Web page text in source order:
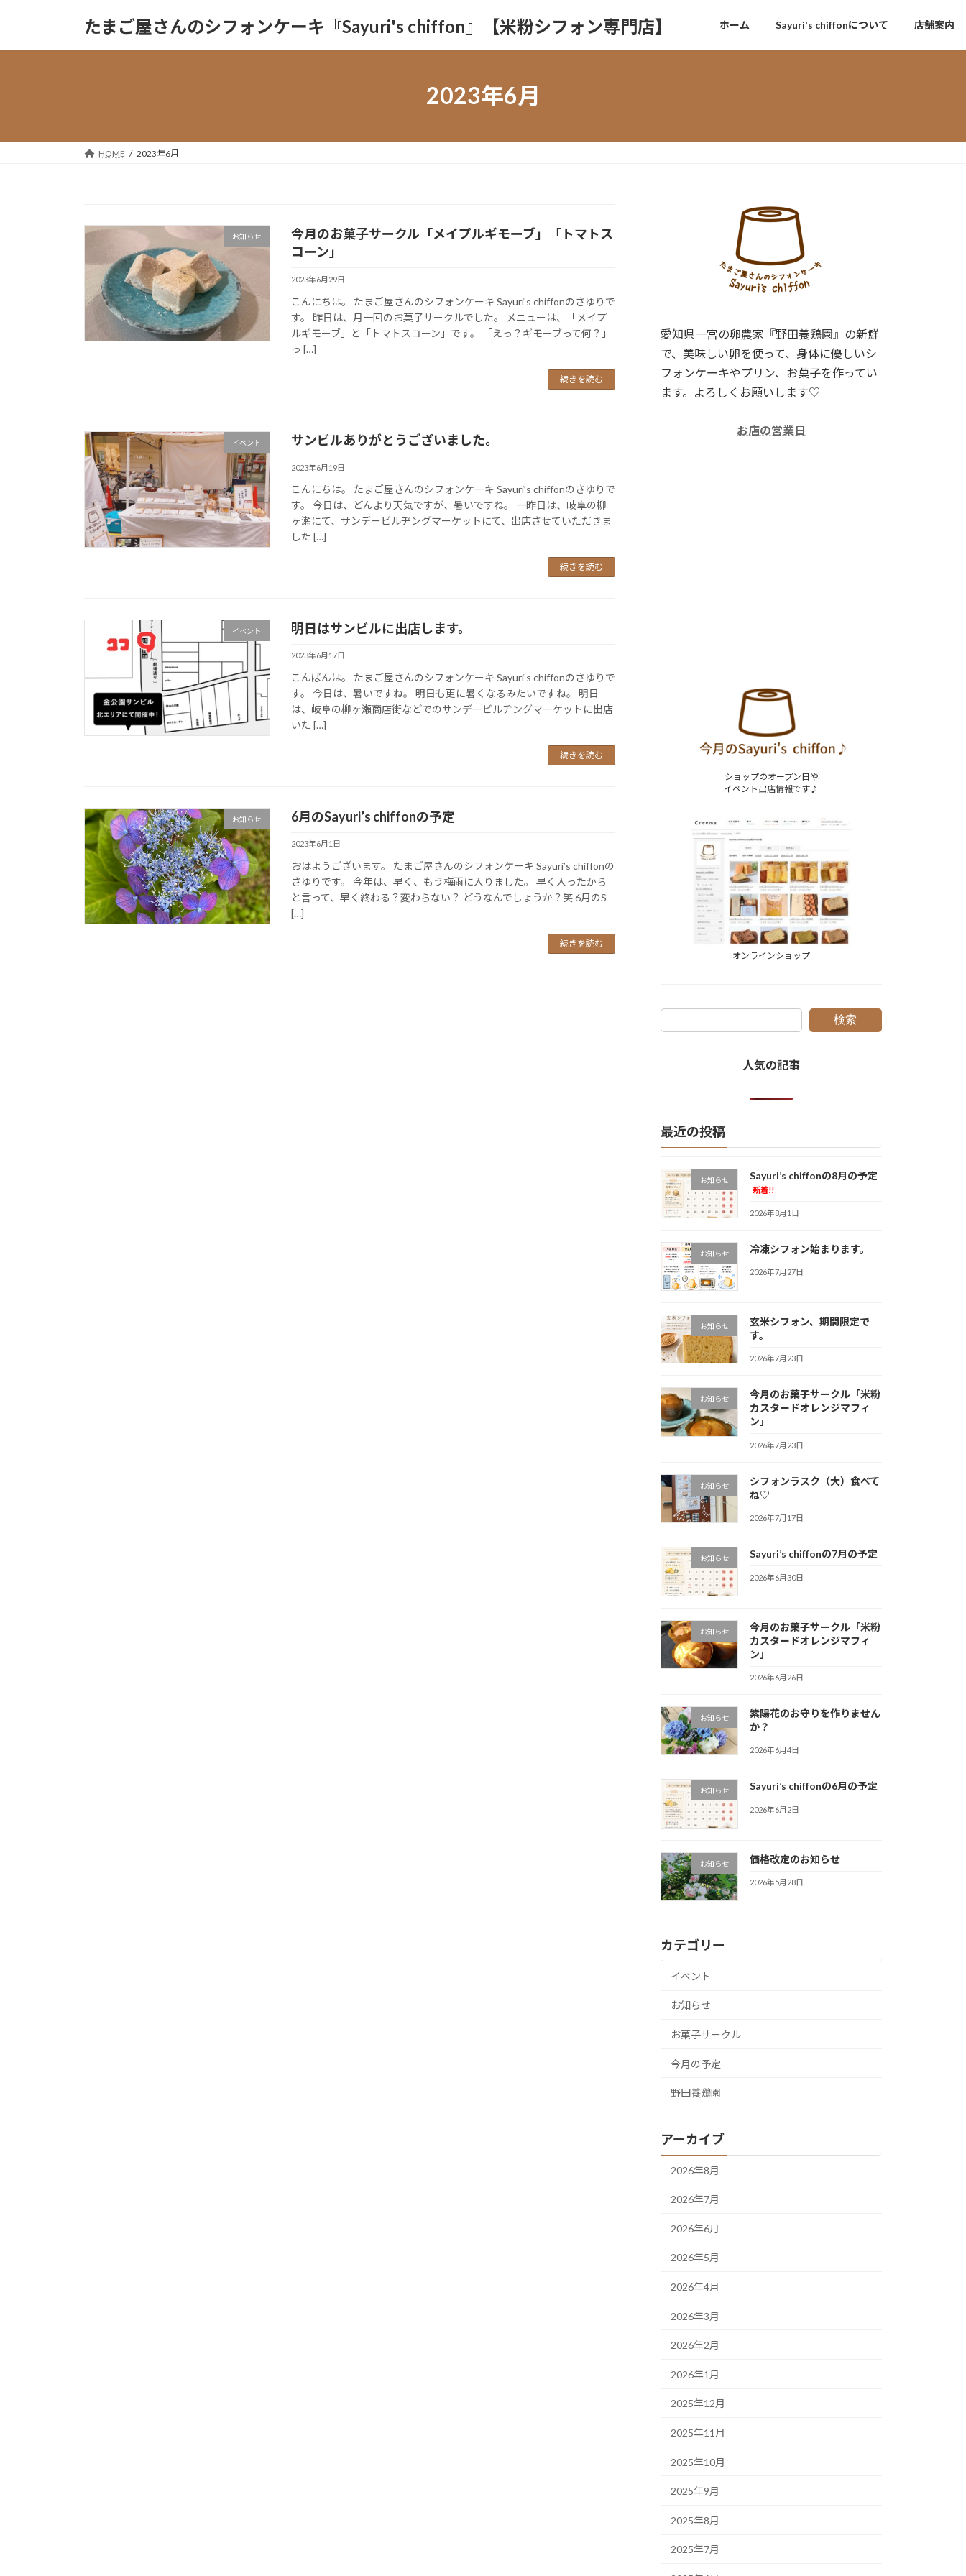
ッ
移
たまご屋さんのシフォンケーキ『Sayuri's chiffon』【米粉シフォン専門店】 ホーム Sayuri's chiffonについて 店舗案内
2023年6月
HOME 2023年6月
お知らせ
今月のお菓子サークル「メイプルギモーブ」「トマトス
コーン」
2023年6月29日
こんにちは。 たまご屋さんのシフォンケーキ Sayuri’s chiffonのさゆりで
す。 昨日は、月一回のお菓子サークルでした。 メニューは、「メイプ
ルギモーブ」と「トマトスコーン」です。 「えっ？ギモーブって何？」
っ […]
続きを読む
イベント サンビルありがとうございました。
2023年6月19日
こんにちは。 たまご屋さんのシフォンケーキ Sayuri’s chiffonのさゆりで
す。 今日は、どんより天気ですが、暑いですね。 一昨日は、岐阜の柳
ヶ瀬にて、サンデービルヂングマーケットにて、出店させていただきま
した […]
続きを読む
イベント 明日はサンビルに出店します。
2023年6月17日
こんばんは。 たまご屋さんのシフォンケーキ Sayuri’s chiffonのさゆりで
す。 今日は、暑いですね。 明日も更に暑くなるみたいですね。 明日
は、岐阜の柳ヶ瀬商店街などでのサンデービルヂングマーケットに出店
いた […]
続きを読む
お知らせ 6月のSayuri’s chiffonの予定
2023年6月1日
おはようございます。 たまご屋さんのシフォンケーキ Sayuri’s chiffonの
さゆりです。 今年は、早く、もう梅雨に入りました。 早く入ったから
と言って、早く終わる？変わらない？ どうなんでしょうか？笑 6月のS
[…]
続きを読む
愛知県一宮の卵農家『野田養鶏園』の新鮮
で、美味しい卵を使って、身体に優しいシ
フォンケーキやプリン、お菓子を作ってい
ます。よろしくお願いします♡
お店の営業日
ショップのオープン日や
イベント出店情報です♪
オンラインショップ
検索
人気の記事
最近の投稿
お知らせ Sayuri’s chiffonの8月の予定
新着!!
2026年8月1日
お知らせ 冷凍シフォン始まります。
2026年7月27日
お知らせ
玄米シフォン、期間限定で
す。
2026年7月23日
お知らせ
今月のお菓子サークル「米粉
カスタードオレンジマフィ
ン」
2026年7月23日
お知らせ
シフォンラスク（大）食べて
ね♡
2026年7月17日
お知らせ Sayuri’s chiffonの7月の予定
2026年6月30日
お知らせ
今月のお菓子サークル「米粉
カスタードオレンジマフィ
ン」
2026年6月26日
お知らせ
紫陽花のお守りを作りません
か？
2026年6月4日
お知らせ Sayuri’s chiffonの6月の予定
2026年6月2日
お知らせ 価格改定のお知らせ
2026年5月28日
カテゴリー
イベント
お知らせ
お菓子サークル
今月の予定
野田養鶏園
アーカイブ
2026年8月
2026年7月
2026年6月
2026年5月
2026年4月
2026年3月
2026年2月
2026年1月
2025年12月
2025年11月
2025年10月
2025年9月
2025年8月
2025年7月